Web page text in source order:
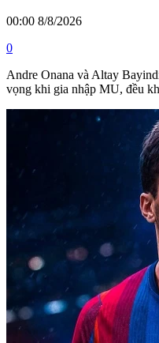
00:00 8/8/2026
0
Andre Onana và Altay
vọng khi gia nhập MU, đều